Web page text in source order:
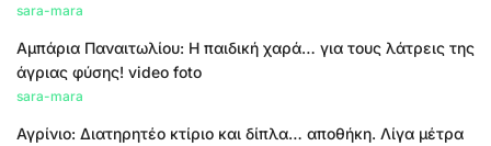
sara-mara
Αμπάρια Παναιτωλίου: Η παιδική χαρά… για τους λάτρεις της
άγριας φύσης! video foto
sara-mara
Αγρίνιο: Διατηρητέο κτίριο και δίπλα… αποθήκη. Λίγα μέτρα